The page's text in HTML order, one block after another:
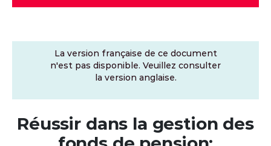
La version française de ce document
n'est pas disponible. Veuillez consulter
la version anglaise.
Réussir dans la gestion des